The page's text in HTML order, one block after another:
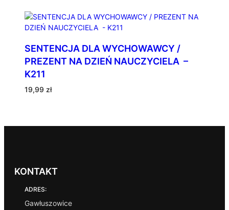
SENTENCJA DLA WYCHOWAWCY /
PREZENT NA DZIEŃ NAUCZYCIELA –
K211
19,99 zł
KONTAKT
ADRES:
Gawłuszowice